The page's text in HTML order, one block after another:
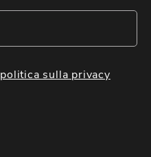
politica sulla privacy